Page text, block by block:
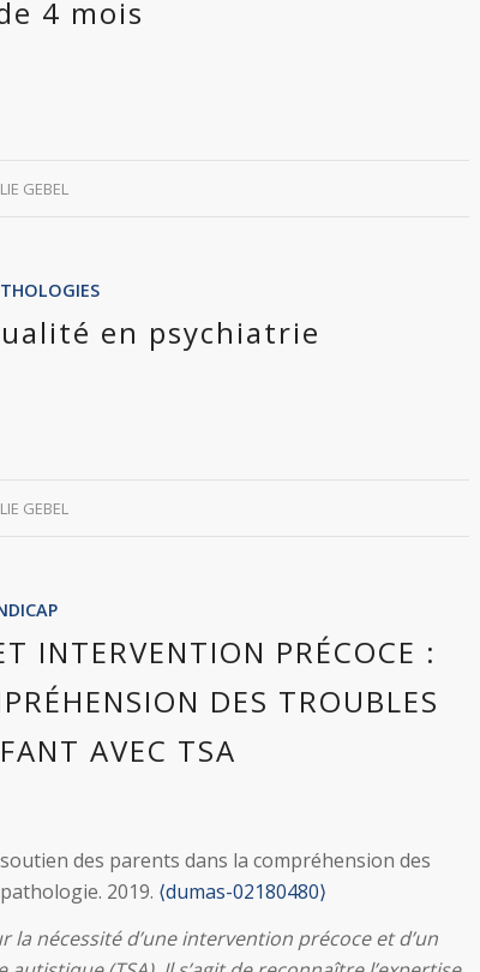
4 mois
GEBEL
en psychiatrie
GEBEL
INTERVENTION PRÉCOCE :
DES TROUBLES
AVEC TSA
des parents dans la compréhension des
2019. ⟨dumas-02180480⟩
nécessité d’une intervention précoce et d’un